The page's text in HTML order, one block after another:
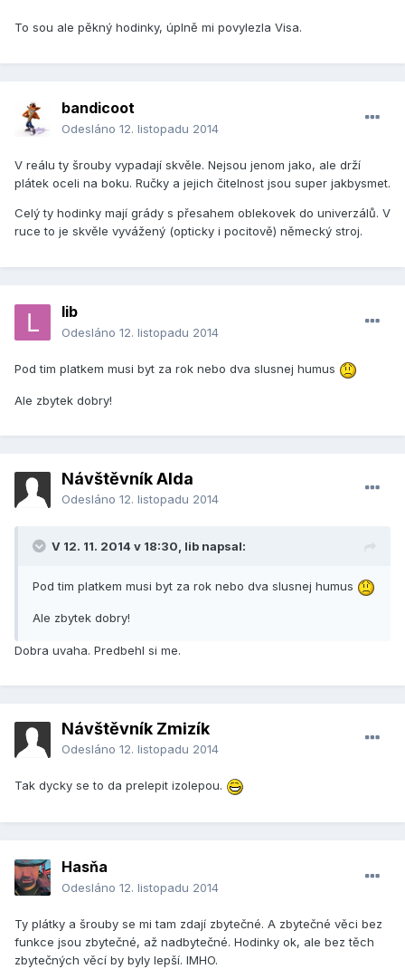
To sou ale pěkný hodinky, úplně mi povylezla Visa.
bandicoot
Odesláno 12. listopadu 2014
V reálu ty šrouby vypadají skvěle. Nejsou jenom jako, ale drží
plátek oceli na boku. Ručky a jejich čitelnost jsou super jakbysmet.
Celý ty hodinky mají grády s přesahem oblekovek do univerzálů. V
ruce to je skvěle vyvážený (opticky i pocitově) německý stroj.
lib
Odesláno 12. listopadu 2014
Pod tim platkem musi byt za rok nebo dva slusnej humus
Ale zbytek dobry!
Návštěvník Alda
Odesláno 12. listopadu 2014
V 12. 11. 2014 v 18:30, lib napsal:
Pod tim platkem musi byt za rok nebo dva slusnej humus
Ale zbytek dobry!
Dobra uvaha. Predbehl si me.
Návštěvník Zmizík
Odesláno 12. listopadu 2014
Tak dycky se to da prelepit izolepou.
Hasňa
Odesláno 12. listopadu 2014
Ty plátky a šrouby se mi tam zdají zbytečné. A zbytečné věci bez
funkce jsou zbytečné, až nadbytečné. Hodinky ok, ale bez těch
zbytečných věcí by byly lepší. IMHO.